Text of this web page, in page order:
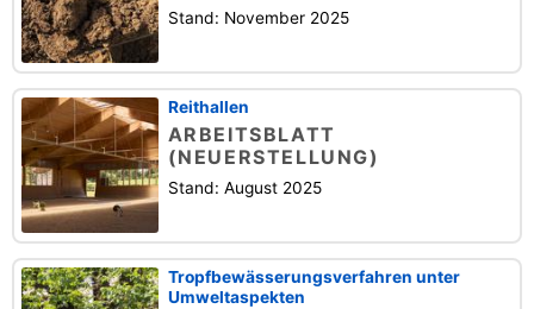
Stand: November 2025
Reithallen
ARBEITSBLATT
(NEUERSTELLUNG)
Stand: August 2025
Tropfbewässerungsverfahren unter
Umweltaspekten